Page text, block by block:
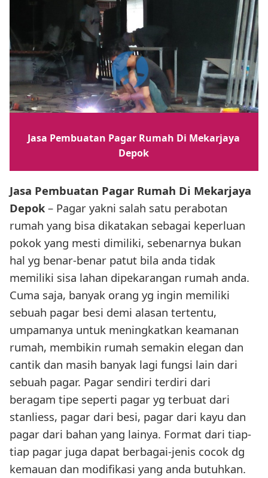
Jasa Pembuatan Pagar Rumah Di Mekarjaya
Depok
Jasa Pembuatan Pagar Rumah Di Mekarjaya
Depok – Pagar yakni salah satu perabotan
rumah yang bisa dikatakan sebagai keperluan
pokok yang mesti dimiliki, sebenarnya bukan
hal yg benar-benar patut bila anda tidak
memiliki sisa lahan dipekarangan rumah anda.
Cuma saja, banyak orang yg ingin memiliki
sebuah pagar besi demi alasan tertentu,
umpamanya untuk meningkatkan keamanan
rumah, membikin rumah semakin elegan dan
cantik dan masih banyak lagi fungsi lain dari
sebuah pagar. Pagar sendiri terdiri dari
beragam tipe seperti pagar yg terbuat dari
stanliess, pagar dari besi, pagar dari kayu dan
pagar dari bahan yang lainya. Format dari tiap-
tiap pagar juga dapat berbagai-jenis cocok dg
kemauan dan modifikasi yang anda butuhkan.